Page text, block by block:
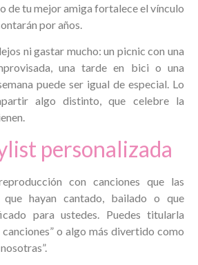
de tu mejor amiga fortalece el vínculo
por años.
ni gastar mucho: un picnic con una
una tarde en bici o una
puede ser igual de especial. Lo
algo distinto, que celebre la
personalizada
con canciones que las
que hayan cantado, bailado o que
para ustedes. Puedes titularla
o algo más divertido como